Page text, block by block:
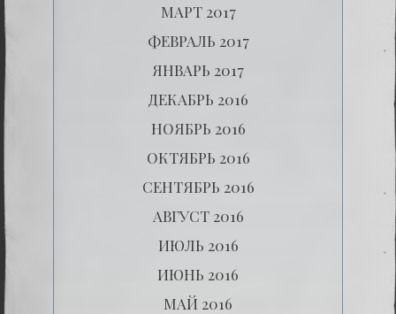
МАРТ 2017
ФЕВРАЛЬ 2017
ЯНВАРЬ 2017
ДЕКАБРЬ 2016
НОЯБРЬ 2016
ОКТЯБРЬ 2016
СЕНТЯБРЬ 2016
АВГУСТ 2016
ИЮЛЬ 2016
ИЮНЬ 2016
МАЙ 2016